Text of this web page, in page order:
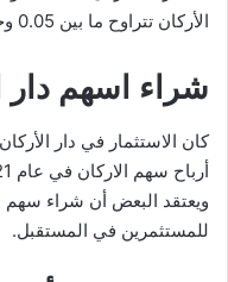
الأركان تتراوح ما بين 0.05 وحتى 0.09 ريال سعودي.
شراء اسهم دار
ويعتقد البعض أن شراء سهم
للمستثمرين في المستقبل.